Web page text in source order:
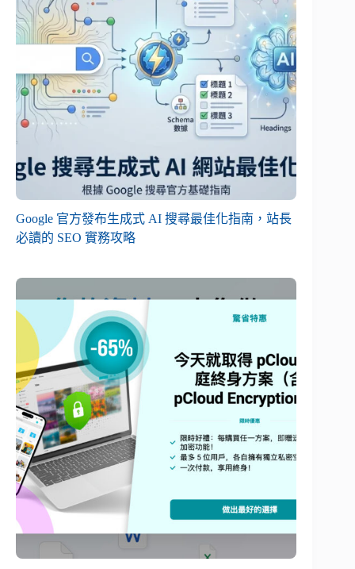
Google 官方發布生成式 AI 搜尋最佳化指南，站長
必讀的 SEO 實務攻略